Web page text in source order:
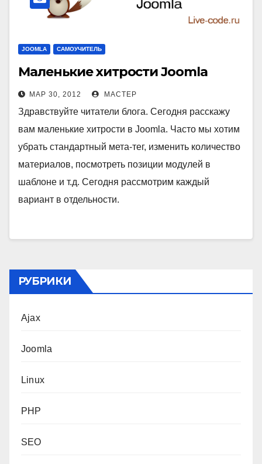
JOOMLA САМОУЧИТЕЛЬ
Маленькие хитрости Joomla
МАР 30, 2012 МАСТЕР
Здравствуйте читатели блога. Сегодня расскажу
вам маленькие хитрости в Joomla. Часто мы хотим
убрать стандартный мета-тег, изменить количество
материалов, посмотреть позиции модулей в
шаблоне и т.д. Сегодня рассмотрим каждый
вариант в отдельности.
РУБРИКИ
Ajax
Joomla
Linux
PHP
SEO